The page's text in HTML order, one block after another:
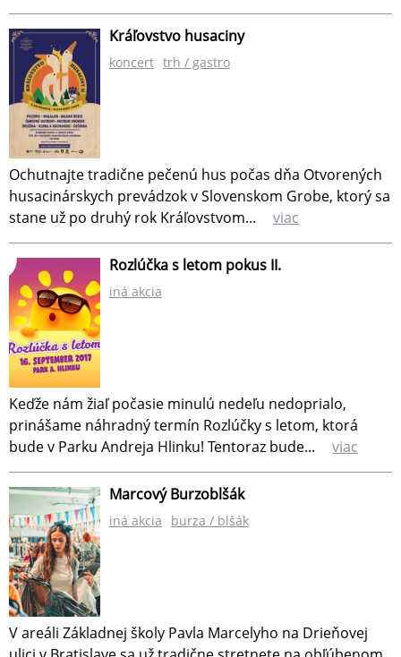
Kráľovstvo husaciny
koncert trh / gastro
Ochutnajte tradične pečenú hus počas dňa Otvorených
husacinárskych prevádzok v Slovenskom Grobe, ktorý sa
stane už po druhý rok Kráľovstvom...
viac
Rozlúčka s letom pokus II.
iná akcia
​Keďže nám žiaľ počasie minulú nedeľu nedoprialo,
prinášame náhradný termín Rozlúčky s letom, ktorá
bude v Parku Andreja Hlinku! Tentoraz bude...
viac
Marcový Burzoblšák
iná akcia burza / blšák
V areáli Základnej školy Pavla Marcelyho na Drieňovej